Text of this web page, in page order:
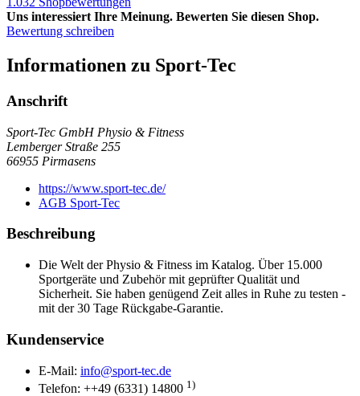
Uns interessiert Ihre Meinung. Bewerten Sie diesen Shop.
Bewertung schreiben
Informationen zu Sport-Tec
Anschrift
Sport-Tec GmbH Physio & Fitness
Lemberger Straße 255
66955 Pirmasens
https://www.sport-tec.de/
AGB Sport-Tec
Beschreibung
Die Welt der Physio & Fitness im Katalog. Über 15.000
Sportgeräte und Zubehör mit geprüfter Qualität und
Sicherheit. Sie haben genügend Zeit alles in Ruhe zu testen -
mit der 30 Tage Rückgabe-Garantie.
Kundenservice
E-Mail: info@sport-tec.de
Telefon: ++49 (6331) 14800 1)